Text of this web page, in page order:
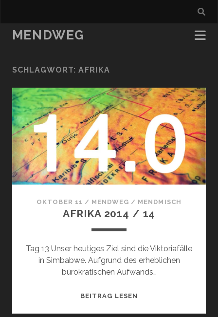
MENDWEG
SCHLAGWORT:AFRIKA
OKTOBER 11 / MENDWEG / MENDMISCH
AFRIKA 2014 / 14
Tag 13 Unser heutiges Ziel sind die Viktoriafälle
in Simbabwe. Aufgrund des erheblichen
bürokratischen Aufwands…
BEITRAG LESEN